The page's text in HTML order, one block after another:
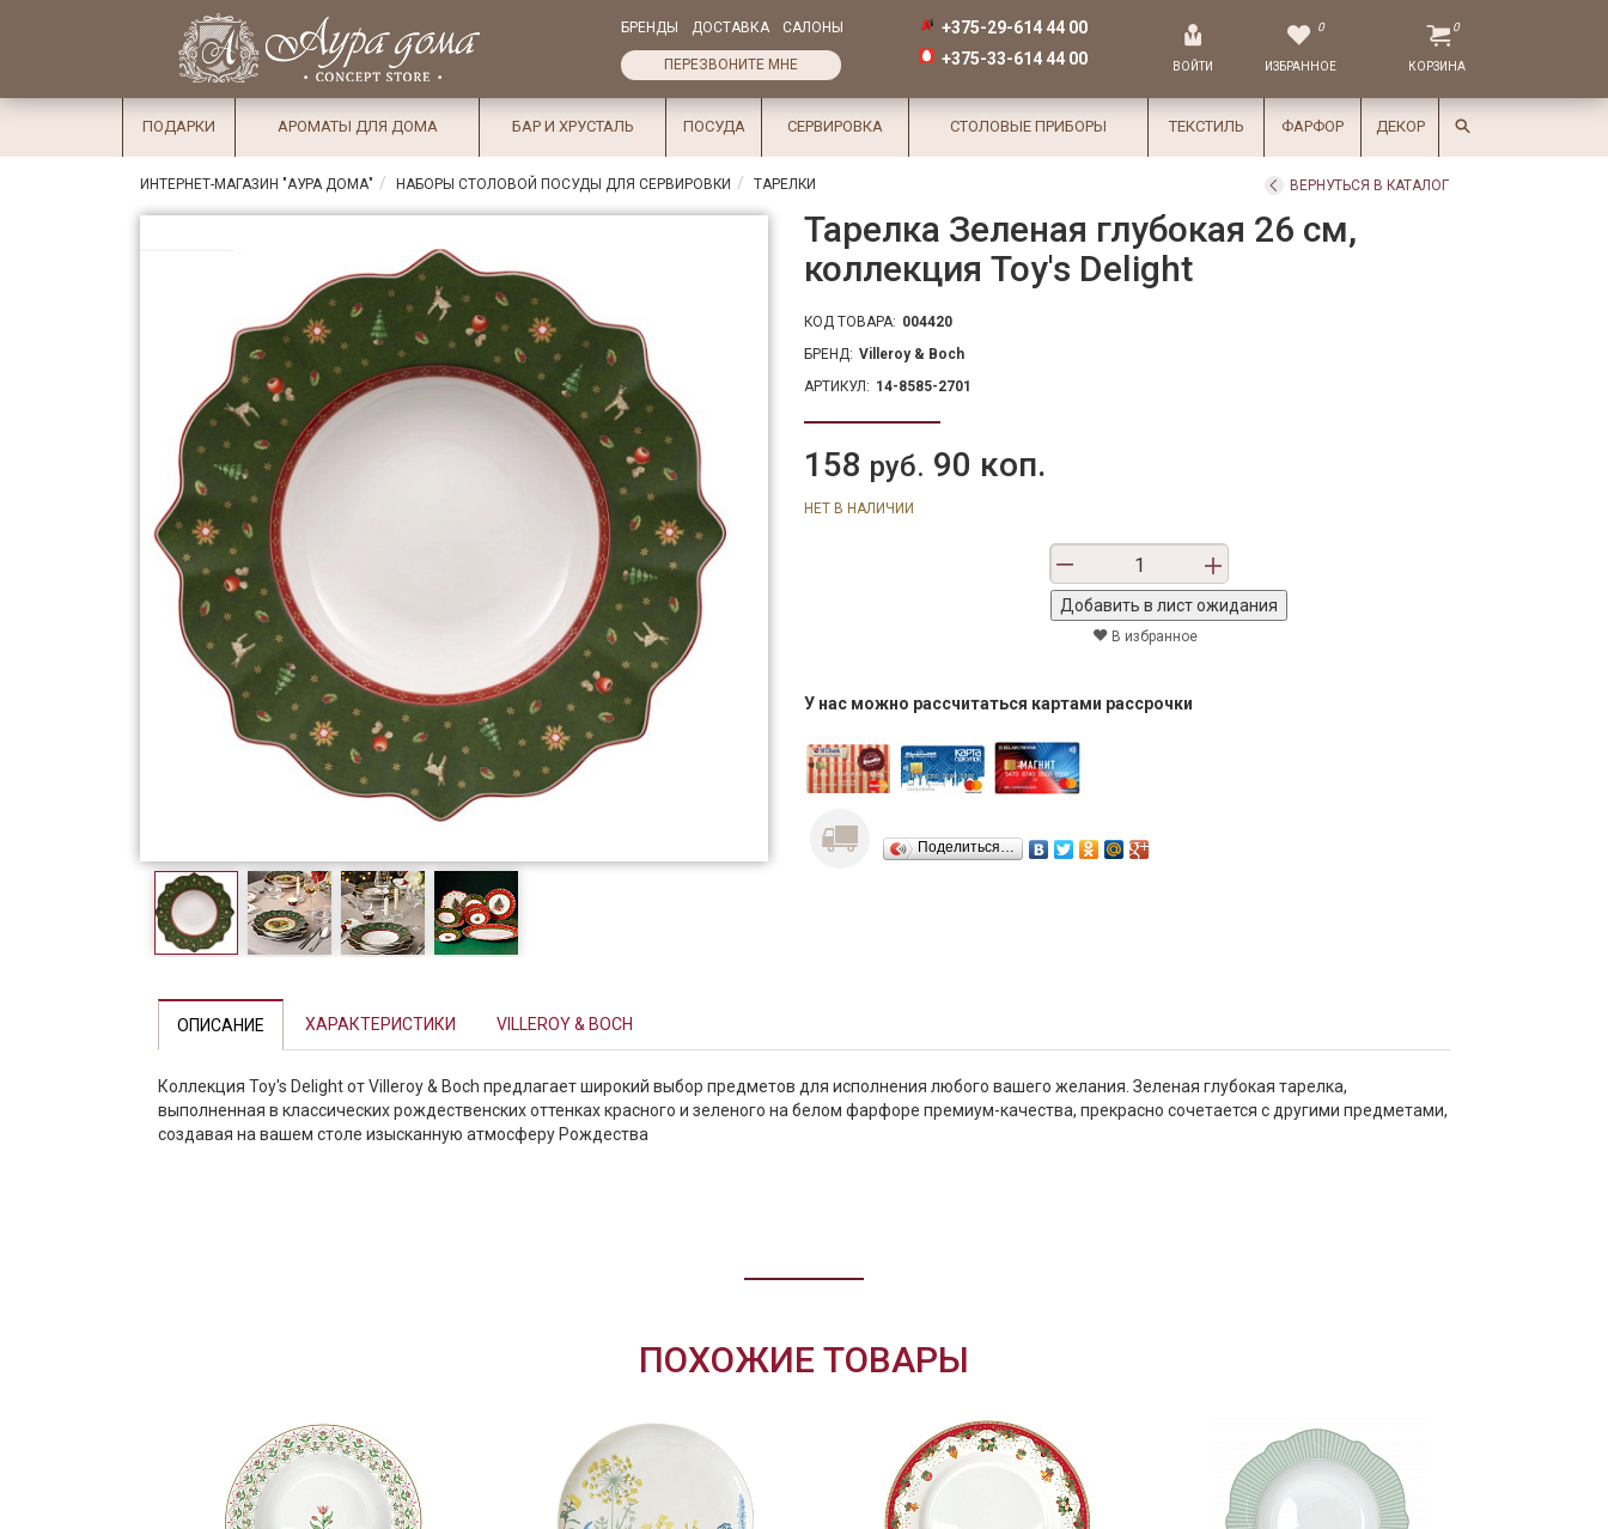
Избранное
×
СалоныДоставка
Оплата
Подарки
Ароматы
для дома
БРЕНДЫ ДОСТАВКА САЛОНЫ
ПЕРЕЗВОНИТЕ МНЕ
+375-29-614 44 00
+375-33-614 44 00
ВОЙТИ
0
ИЗБРАННОЕ
0
КОРЗИНА
ПОДАРКИ АРОМАТЫ ДЛЯ ДОМА БАР И ХРУСТАЛЬ ПОСУДА СЕРВИРОВКА СТОЛОВЫЕ ПРИБОРЫ ТЕКСТИЛЬ ФАРФОР ДЕКОР
ИНТЕРНЕТ-МАГАЗИН "АУРА ДОМА" НАБОРЫ СТОЛОВОЙ ПОСУДЫ ДЛЯ СЕРВИРОВКИ ТАРЕЛКИ ВЕРНУТЬСЯ В КАТАЛОГ
Тарелка Зеленая глубокая 26 см,
коллекция Toy's Delight
КОД ТОВАРА: 004420
БРЕНД: Villeroy & Boch
АРТИКУЛ: 14-8585-2701
158 руб. 90 коп.
НЕТ В НАЛИЧИИ
В избранное
У нас можно рассчитаться картами рассрочки
Поделиться…
ОПИСАНИЕ ХАРАКТЕРИСТИКИ VILLEROY & BOCH
Коллекция Toy's Delight от Villeroy & Boch предлагает широкий выбор предметов для исполнения любого вашего желания. Зеленая глубокая тарелка,
выполненная в классических рождественских оттенках красного и зеленого на белом фарфоре премиум-качества, прекрасно сочетается с другими предметами,
создавая на вашем столе изысканную атмосферу Рождества
ПОХОЖИЕ ТОВАРЫ